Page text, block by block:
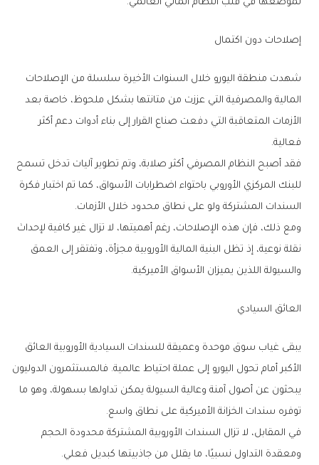
تموضعها في قلب النظام المالي العالمي.
إصلاحات دون اكتمال
شهدت منطقة اليورو خلال السنوات الأخيرة سلسلة من الإصلاحات
المالية والمصرفية التي عززت من متانتها بشكل ملحوظ، خاصة بعد
الأزمات المتعاقبة التي دفعت صناع القرار إلى بناء أدوات دعم أكثر
فعالية.
فقد أصبح النظام المصرفي أكثر صلابة، وتم تطوير آليات تدخل تسمح
للبنك المركزي الأوروبي باحتواء اضطرابات الأسواق، كما تم اختبار فكرة
السندات المشتركة ولو على نطاق محدود خلال الأزمات.
ومع ذلك، فإن هذه الإصلاحات، رغم أهميتها، لا تزال غير كافية لإحداث
نقلة نوعية، إذ تظل البنية المالية الأوروبية مجزأة، وتفتقر إلى العمق
والسيولة اللذين يميزان الأسواق الأميركية.
العائق السيادي
يبقى غياب سوق موحدة وعميقة للسندات السيادية الأوروبية العائق
الأكبر أمام تحول اليورو إلى عملة احتياط عالمية. فالمستثمرون الدوليون
يبحثون عن أصول آمنة وعالية السيولة يمكن تداولها بسهولة، وهو ما
توفره سندات الخزانة الأميركية على نطاق واسع.
في المقابل، لا تزال السندات الأوروبية المشتركة محدودة الحجم
ومعقدة التداول نسبيًا، ما يقلل من جاذبيتها كبديل فعلي.